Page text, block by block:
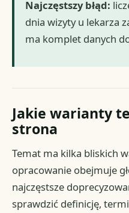
Najczęstszy błąd:
dnia wizyty u lekarza
ma komplet danych
Jakie warianty
strona
Temat ma kilka bliskich
opracowanie obejmuje
najczęstsze
sprawdzić definicję,